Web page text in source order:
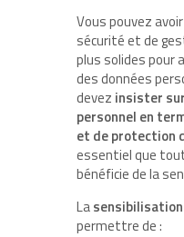
Vous pouvez
sécurité et de
plus solides pour
des données
devez insister
personnel en
et de protection
essentiel que
bénéficie de la
Lasensibilisation
permettre de :